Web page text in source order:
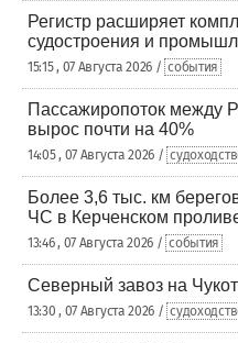
Регистр расширяет
судостроения и
15:15 , 07 Августа 2026 / события
Пассажиропоток между
вырос почти на 40%
14:05 , 07 Августа 2026 /
Более 3,6 тыс. км
ЧС в Керченском
13:46 , 07 Августа 2026 / события
Северный завоз на
13:30 , 07 Августа 2026 /